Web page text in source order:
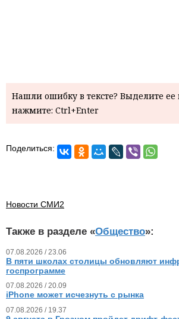
Нашли ошибку в тексте? Выделите
нажмите: Ctrl+Enter
Поделиться:
Новости СМИ2
Также в разделе «Общество»:
07.08.2026 / 23.06
В пяти школах столицы обновляют
госпрограмме
07.08.2026 / 20.09
iPhone может исчезнуть с рынка
07.08.2026 / 19.37